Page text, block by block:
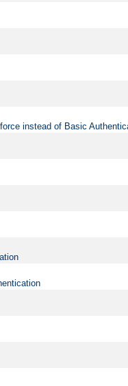
instead of Basic